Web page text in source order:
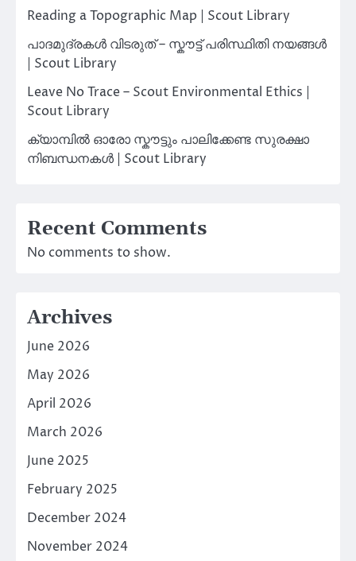
Reading a Topographic Map | Scout Library
പാദമുദ്രകൾ വിടരുത് – സ്കൗട്ട് പരിസ്ഥിതി നയങ്ങൾ
| Scout Library
Leave No Trace – Scout Environmental Ethics |
Scout Library
ക്യാമ്പിൽ ഓരോ സ്കൗട്ടും പാലിക്കേണ്ട സുരക്ഷാ
നിബന്ധനകൾ | Scout Library
Recent Comments
No comments to show.
Archives
June 2026
May 2026
April 2026
March 2026
June 2025
February 2025
December 2024
November 2024